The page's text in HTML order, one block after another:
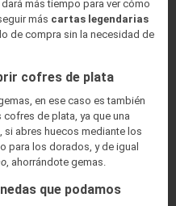
más tiempo para ver cómo
más cartas legendarias
de compra sin la necesidad de
cofres de plata
en ese caso es también
de plata, ya que una
si abres huecos mediante los
para los dorados, y de igual
, ahorrándote gemas.
que podamos